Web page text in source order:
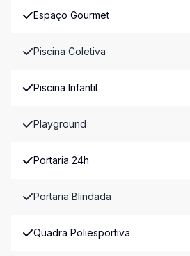
Espaço Gourmet
Piscina Coletiva
Piscina Infantil
Playground
Portaria 24h
Portaria Blindada
Quadra Poliesportiva